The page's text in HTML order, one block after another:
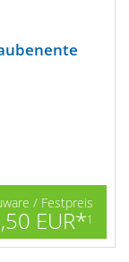
/ Festpreis
EUR*1